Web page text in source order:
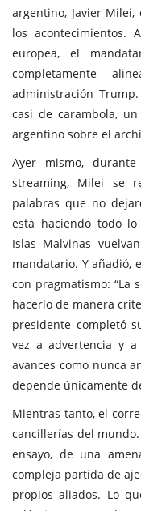
argentino, Javier
los acontecimientos.
europea, el
completamente
administración
casi de carambola,
argentino sobre el
Ayer mismo,
streaming, Milei se
palabras que no
está haciendo todo
Islas Malvinas
mandatario. Y añadió,
con pragmatismo: “La
hacerlo de manera
presidente completó
vez a advertencia y a
avances como nunca
depende únicamente
Mientras tanto, el
cancillerías del
ensayo, de una
compleja partida de
propios aliados. Lo